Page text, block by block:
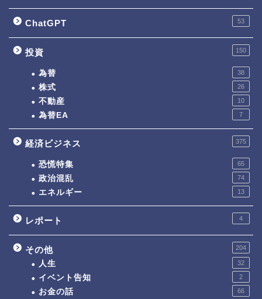
ChatGPT 53
投資 150
為替 38
株式 26
不動産 10
為替EA 7
経済ビジネス 375
恐慌特集 65
政治混乱 74
エネルギー 13
レポート 4
その他 204
人生 32
イベント告知 2
お金の話 66